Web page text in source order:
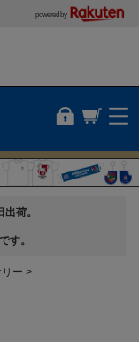
powered by
荷。
す。
ー